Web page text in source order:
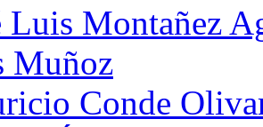
Luis Montañez
Muñoz
Conde